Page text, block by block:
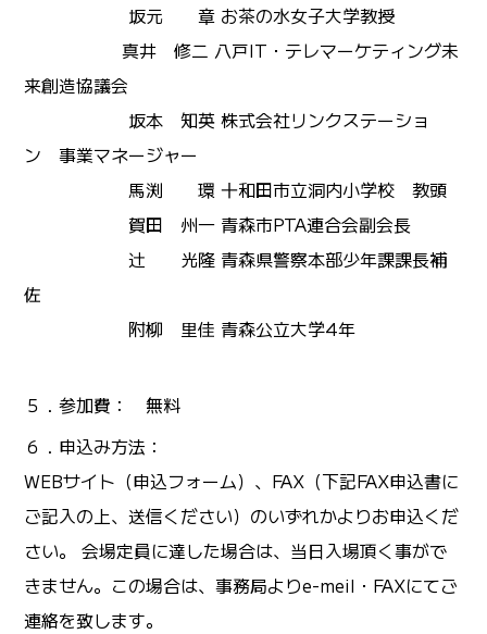
坂元 章 お茶の水女子大学教授
真井 修二 八戸IT・テレマーケティング未
来創造協議会
坂本 知英 株式会社リンクステーショ
ン 事業マネージャー
馬渕 環 十和田市立洞内小学校 教頭
賀田 州一 青森市PTA連合会副会長
辻 光隆 青森県警察本部少年課課長補
佐
附柳 里佳 青森公立大学4年
５．参加費： 無料
６．申込み方法：
WEBサイト（申込フォーム）、FAX（下記FAX申込書に
ご記入の上、送信ください）のいずれかよりお申込くだ
さい。 会場定員に達した場合は、当日入場頂く事がで
きません。この場合は、事務局よりe-meil・FAXにてご
連絡を致します。